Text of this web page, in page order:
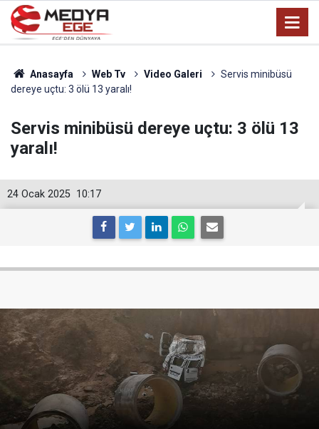
Anasayfa Web Tv Video Galeri
Servis minibüsü
dereye uçtu: 3 ölü 13 yaralı!
Servis minibüsü dereye uçtu: 3 ölü 13
yaralı!
10:17
24 Ocak 2025